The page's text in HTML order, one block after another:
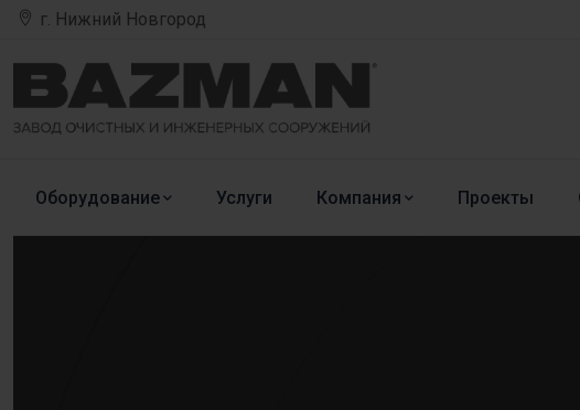
г. Нижний Новгород
Оборудование Услуги Компания Проекты